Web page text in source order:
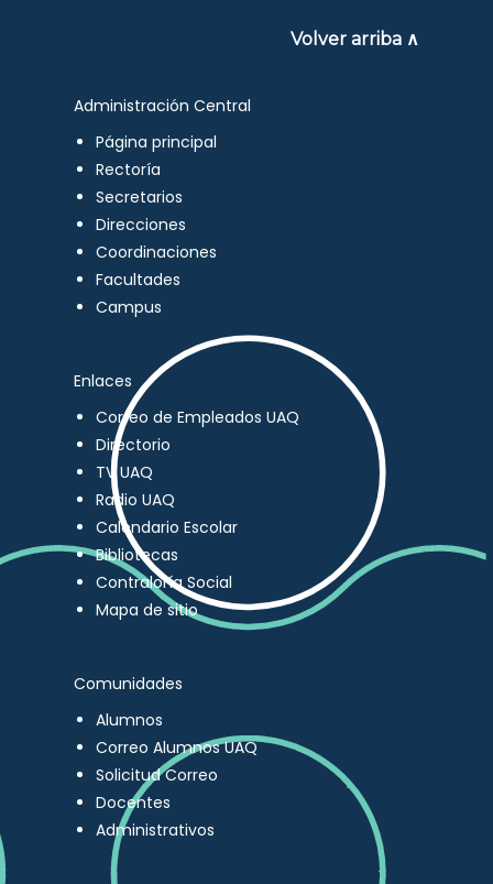
Volver arriba ∧
Administración Central
Página principal
Rectoría
Secretarios
Direcciones
Coordinaciones
Facultades
Campus
Enlaces
Correo de Empleados UAQ
Directorio
TV UAQ
Radio UAQ
Calendario Escolar
Bibliotecas
Contraloría Social
Mapa de sitio
Comunidades
Alumnos
Correo Alumnos UAQ
Solicitud Correo
Docentes
Administrativos